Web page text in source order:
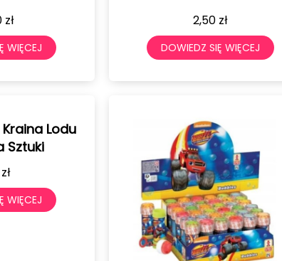
zł
WIĘCEJ
2,50 zł
DOWIEDZ SIĘ WIĘCEJ
Lodu
Sztuki
zł
WIĘCEJ